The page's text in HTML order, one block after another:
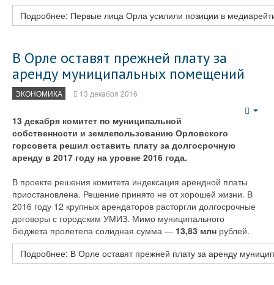
Подробнее: Первые лица Орла усилили позиции в
В Орле оставят прежней плату за
аренду муниципальных помещений
ЭКОНОМИКА 13 декабря 2016
13 декабря комитет по муниципальной
собственности и землепользованию Орловского
горсовета решил оставить плату за долгосрочную
аренду в 2017 году на уровне 2016 года.
В проекте решения комитета индексация арендной платы
приостановлена. Решение принято не от хорошей жизни. В
2016 году 12 крупных арендаторов расторгли долгосрочные
договоры с городским УМИЗ. Мимо муниципального
бюджета пролетела солидная сумма — 13,83 млн рублей.
Подробнее: В Орле оставят прежней плату за аренду